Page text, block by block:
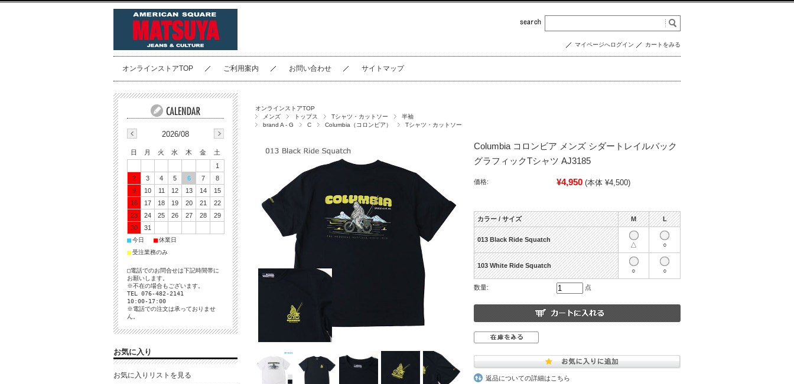
マイページへログイン カートをみる
オンラインストアTOP ご利用案内 お問い合わせ サイトマップ
オンラインストアTOP
メンズ
トップス Tシャツ・カットソー
半袖
brand A - G
C Columbia（コロンビア） Tシャツ・カットソー
Columbia コロンビア メンズ シダートレイルバック
グラフィックTシャツ AJ3185
価格: ¥4,950 (本体 ¥4,500)
カラー / サイズ M L
013 Black Ride Squatch
△ ○
103 White Ride Squatch
○ ○
数量: 点
返品についての詳細はこちら
2026/08
日 月 火 水 木 金
土
1
2
3 4 5 6 7
8
9
10 11 12 13 14
15
16
17 18 19 20 21
22
23
24 25 26 27 28
29
30
31
■今日 ■休業日
■受注業務のみ
□電話でのお問合せは下記時間帯に
お願いします。
※不在の場合もございます。
TEL 076-482-2141
10:00-17:00
※電話での注文は承っておりませ
ん。
お気に入り
お気に入りリストを見る